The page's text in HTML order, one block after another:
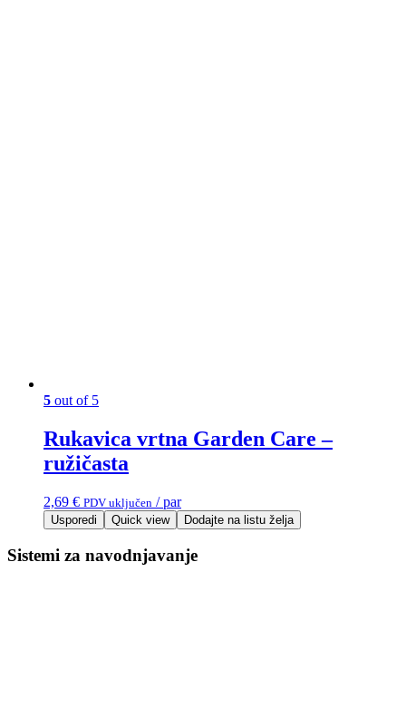
5 out of 5
Rukavica vrtna Garden Care –
ružičasta
2,69 € PDV uključen / par
Usporedi Quick view Dodajte na listu želja
Sistemi za navodnjavanje